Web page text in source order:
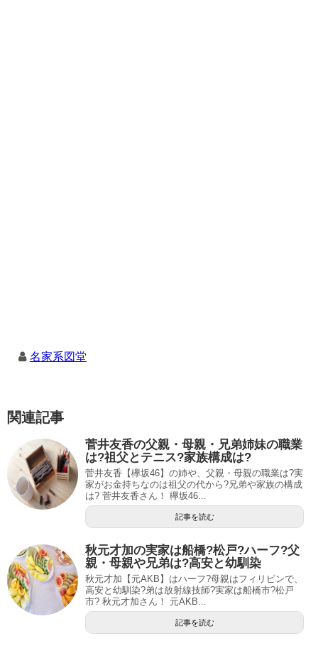
名家系図堂
関連記事
菅井友香の父親・母親・兄弟姉妹の職業
は?祖父とテニス?家族構成は?
菅井友香【欅坂46】の姉や、父親・母親の職業は?実
家がお金持ちなのは祖父の代から?兄弟や家族の構成
は? 菅井友香さん！ 欅坂46...
記事を読む
秋元才加の実家は船橋?松戸?ハーフ?父
親・母親や兄弟は?高安と幼馴染
秋元才加【元AKB】はハーフ?母親はフィリピンで、
高安と幼馴染?弟は放射線技師?実家は船橋市?松戸
市? 秋元才加さん！ 元AKB...
記事を読む